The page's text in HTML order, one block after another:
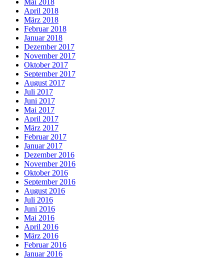
Mai 2018
April 2018
März 2018
Februar 2018
Januar 2018
Dezember 2017
November 2017
Oktober 2017
September 2017
August 2017
Juli 2017
Juni 2017
Mai 2017
April 2017
März 2017
Februar 2017
Januar 2017
Dezember 2016
November 2016
Oktober 2016
September 2016
August 2016
Juli 2016
Juni 2016
Mai 2016
April 2016
März 2016
Februar 2016
Januar 2016